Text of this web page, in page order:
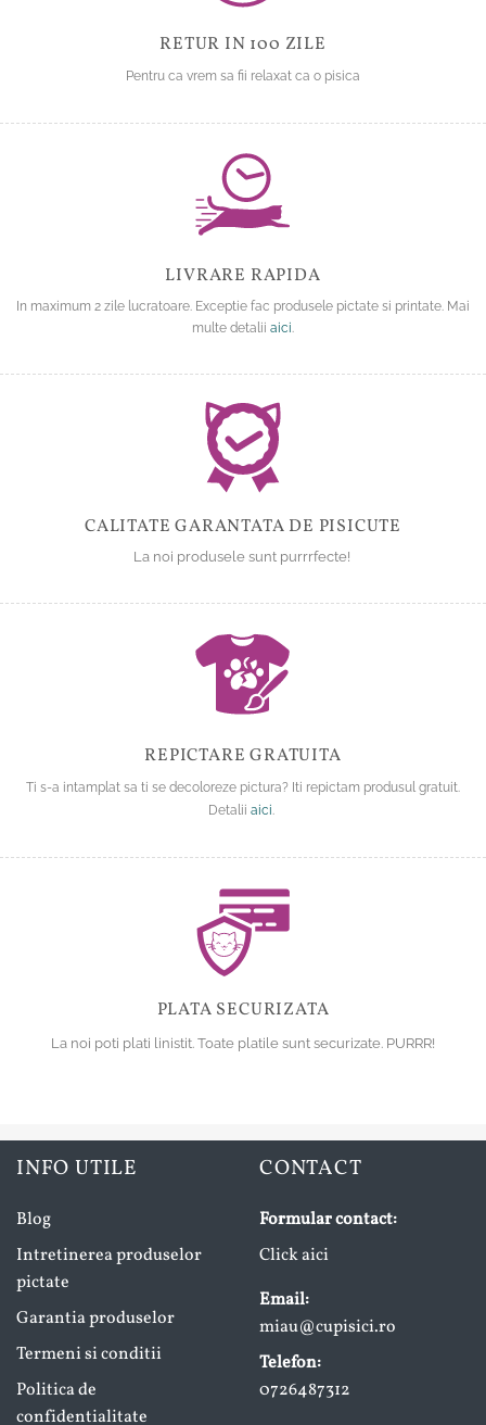
RETUR IN 100 ZILE
Pentru ca vrem sa fii relaxat ca o pisica
LIVRARE RAPIDA
In maximum 2 zile lucratoare. Exceptie fac produsele pictate si printate. Mai
multe detalii aici.
CALITATE GARANTATA DE PISICUTE
La noi produsele sunt purrrfecte!
REPICTARE GRATUITA
Ti s-a intamplat sa ti se decoloreze pictura? Iti repictam produsul gratuit.
Detalii aici
PLATA SECURIZATA
La noi poti plati linistit. Toate platile sunt securizate. PURRR!
INFO UTILE
Blog
Intretinerea produselor
pictate
Garantia produselor
Termeni si conditii
Politica de
confidentialitate
CONTACT
Formular contact:
Click aici
Email:
miau@cupisici.ro
Telefon:
0726487312